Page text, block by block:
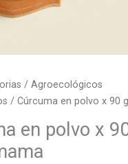
/ Agroecológicos
/ Cúrcuma en polvo x 90
en polvo x